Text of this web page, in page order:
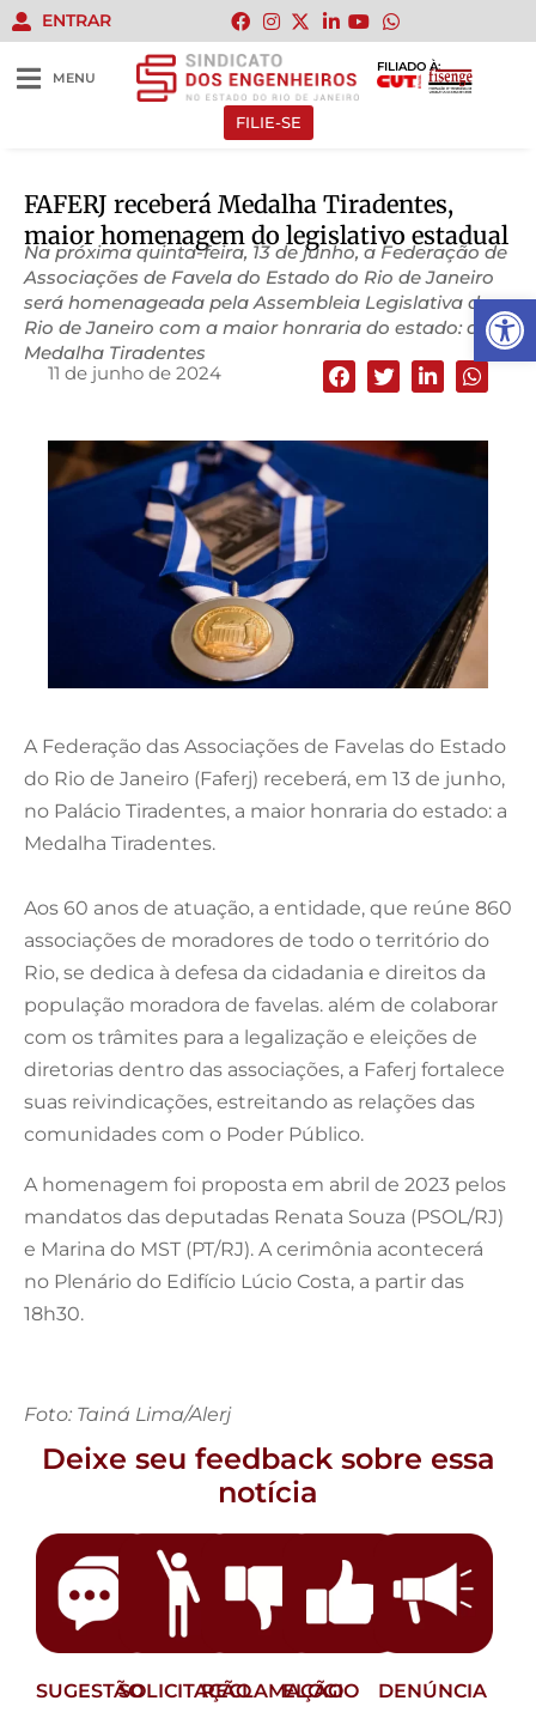
Abrir
ENTRAR
MENU
FILIADO À:
FILIE-SE
FAFERJ receberá Medalha Tiradentes,
maior homenagem do legislativo estadual
Na próxima quinta-feira, 13 de junho, a Federação de
Associações de Favela do Estado do Rio de Janeiro
será homenageada pela Assembleia Legislativa do
Rio de Janeiro com a maior honraria do estado: a
Medalha Tiradentes
11 de junho de 2024
A Federação das Associações de Favelas do Estado
do Rio de Janeiro (Faferj) receberá, em 13 de junho,
no Palácio Tiradentes, a maior honraria do estado: a
Medalha Tiradentes.
Aos 60 anos de atuação, a entidade, que reúne 860
associações de moradores de todo o território do
Rio, se dedica à defesa da cidadania e direitos da
população moradora de favelas. além de colaborar
com os trâmites para a legalização e eleições de
diretorias dentro das associações, a Faferj fortalece
suas reivindicações, estreitando as relações das
comunidades com o Poder Público.
A homenagem foi proposta em abril de 2023 pelos
mandatos das deputadas Renata Souza (PSOL/RJ)
e Marina do MST (PT/RJ). A cerimônia acontecerá
no Plenário do Edifício Lúcio Costa, a partir das
18h30.
Foto: Tainá Lima/Alerj
Deixe seu feedback sobre essa
notícia
SUGESTÃOSOLICITAÇÃORECLAMAÇÃO
ELOGIO DENÚNCIA